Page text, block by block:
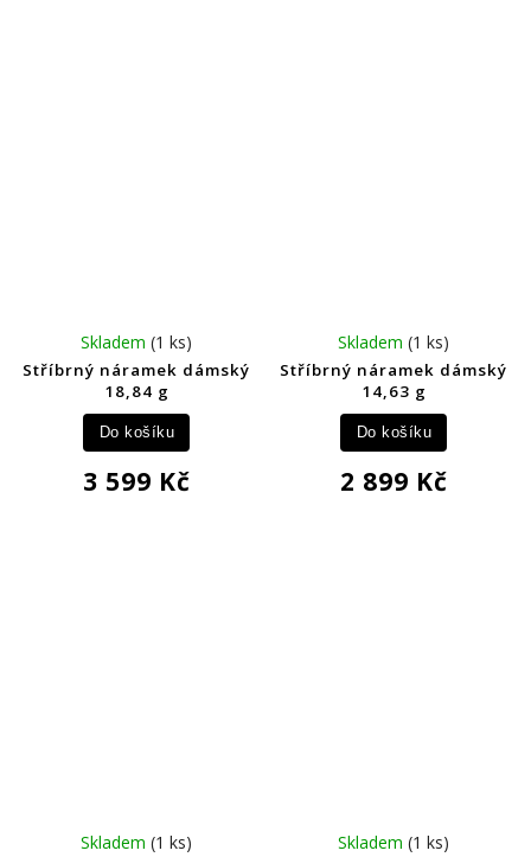
Stříbrný náramek dámský
18,84 g
Skladem(1 ks)
3 599 Kč
Do košíku
Stříbrný náramek dámský
14,63 g
Skladem(1 ks)
2 899 Kč
Do košíku
Skladem(1 ks) Skladem(1 ks)